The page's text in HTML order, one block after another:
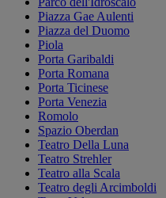
Piazza Gae Aulenti
Piazza del Duomo
Piola
Porta Garibaldi
Porta Romana
Porta Ticinese
Porta Venezia
Romolo
Spazio Oberdan
Teatro Della Luna
Teatro Strehler
Teatro alla Scala
Teatro degli Arcimboldi